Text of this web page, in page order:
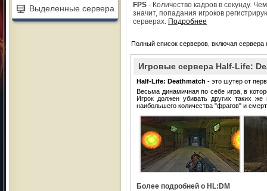
Выделенные сервера
FPS - Количество кадров в секунду.
значит, попадания игроков
серверах. Подробнее
Полный список серверов, включая
Игровые сервера Half-Life:
Half-Life: Deathmatch - это шутер от
Весьма динамичная по себе игра, в
Игрок должен убивать других таких
наибольшего количества "фрагов" и
Более подробней о HL:DM